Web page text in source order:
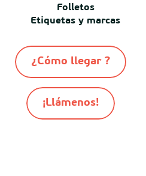
Folletos
Etiquetas y marcas
¿Cómo llegar ?
¡Llámenos!